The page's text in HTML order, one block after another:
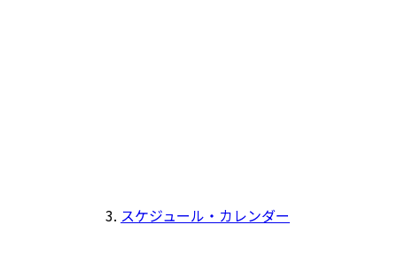
スケジュール・カレンダー